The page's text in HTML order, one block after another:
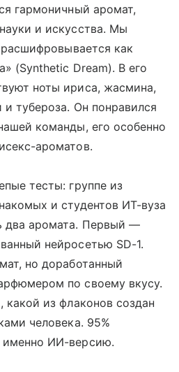
гармоничный аромат,
и искусства. Мы
расшифровывается как
(Synthetic Dream). В его
ноты ириса, жасмина,
тубероза. Он понравился
команды, его особенно
ароматов.
тесты: группе из
и студентов ИТ-вуза
два аромата. Первый —
нейросетью SD-1.
но доработанный
по своему вкусу.
из флаконов создан
человека. 95%
ИИ-версию.